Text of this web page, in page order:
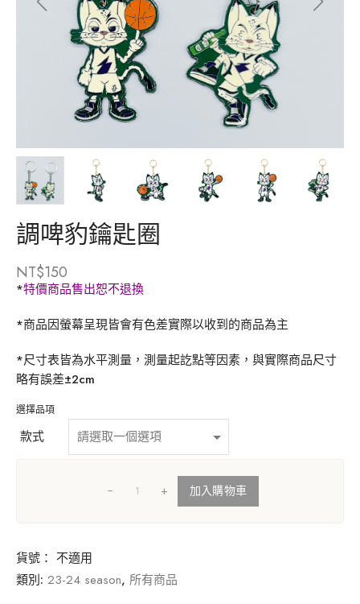
調啤豹鑰匙圈
NT$150
*特價商品售出恕不退換
*商品因螢幕呈現皆會有色差實際以收到的商品為主
*尺寸表皆為水平測量，測量起訖點等因素，與實際商品尺寸
略有誤差±2cm
選擇品項
款式
+ 加入購物車
貨號： 不適用
類別: 23-24 season, 所有商品